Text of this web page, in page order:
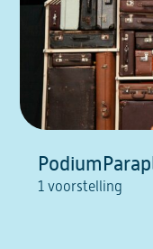
1 voorstelling